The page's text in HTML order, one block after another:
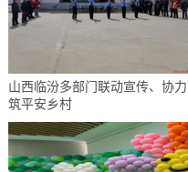
山西临汾多部门联动宣传、协力
筑平安乡村